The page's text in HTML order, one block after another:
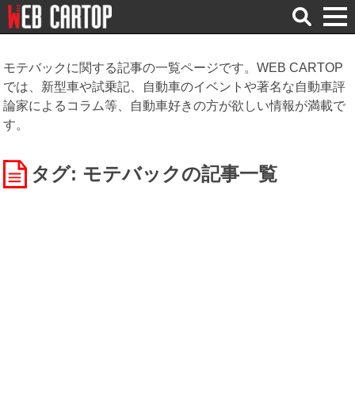
検
索
モテバックに関する記事の一覧ページです。WEB CARTOP
では、新型車や試乗記、自動車のイベントや著名な自動車評
論家によるコラム等、自動車好きの方が欲しい情報が満載で
す。
タグ: モテバックの記事一覧